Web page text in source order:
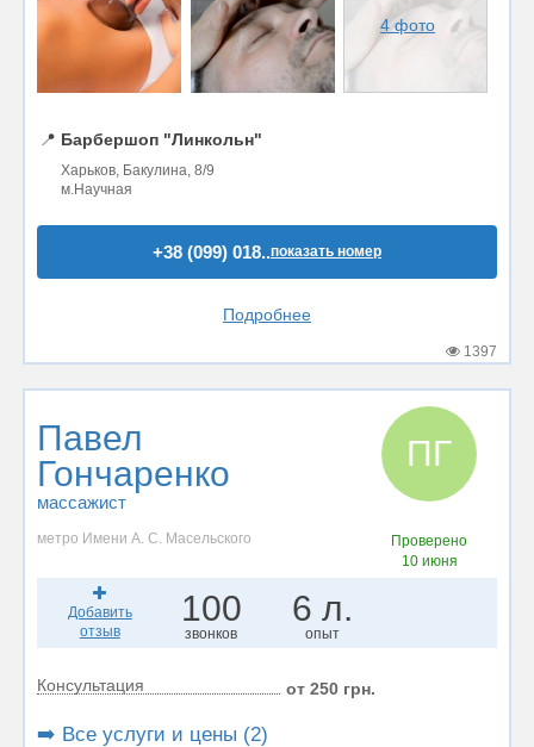
4 фото
📍 Барбершоп "Линкольн"
Харьков, Бакулина, 8/9
м.Научная
+38 (099) 018..показать номер
Подробнее
1397
Павел
Гончаренко
массажист
ПГ
метро Имени А. С. Масельского
Проверено
10 июня
Добавить
отзыв
100
звонков
6 л.
опыт
Консультация от 250 грн.
➡️ Все услуги и цены (2)